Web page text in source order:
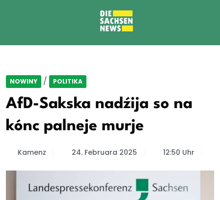
NOWINY / POLITIKA
AfD-Sakska nadźija so na
kónc palneje murje
Kamenz 24. Februara 2025 12:50 Uhr